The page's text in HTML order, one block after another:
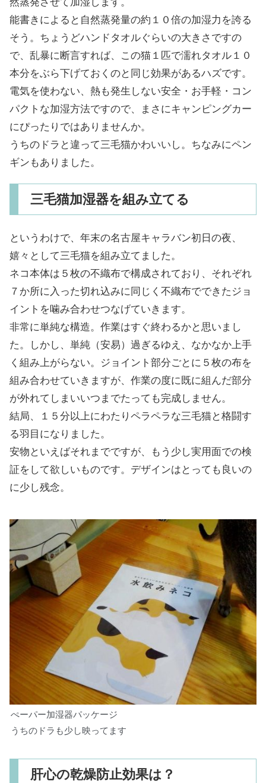
能書きによると自然蒸発量の約１０倍の加湿力を誇る
そう。ちょうどハンドタオルぐらいの大きさですの
で、乱暴に断言すれば、この猫１匹で濡れタオル１０
本分をぶら下げておくのと同じ効果があるハズです。
電気を使わない、熱も発生しない安全・お手軽・コン
パクトな加湿方法ですので、まさにキャンピングカー
にぴったりではありませんか。
うちのドラと違って三毛猫かわいいし。ちなみにペン
ギンもありました。
三毛猫加湿器を組み立てる
というわけで、年末の名古屋キャラバン初日の夜、
嬉々として三毛猫を組み立てました。
ネコ本体は５枚の不織布で構成されており、それぞれ
７か所に入った切れ込みに同じく不織布でできたジョ
イントを噛み合わせつなげていきます。
非常に単純な構造。作業はすぐ終わるかと思いまし
た。しかし、単純（安易）過ぎるゆえ、なかなか上手
く組み上がらない。ジョイント部分ごとに５枚の布を
組み合わせていきますが、作業の度に既に組んだ部分
が外れてしまいいつまでたっても完成しません。
結局、１５分以上にわたりペラペラな三毛猫と格闘す
る羽目になりました。
安物といえばそれまでですが、もう少し実用面での検
証をして欲しいものです。デザインはとっても良いの
に少し残念。
ぺーパー加湿器パッケージ
うちのドラも少し映ってます
肝心の乾燥防止効果は？